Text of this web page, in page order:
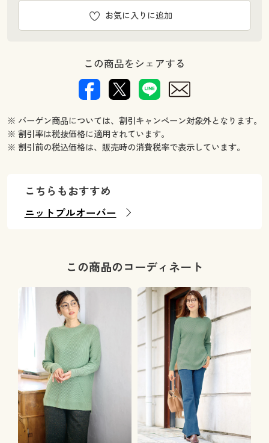
お気に入りに追加
この商品をシェアする
※ バーゲン商品については、割引キャンペーン対象外となります。
※ 割引率は税抜価格に適用されています。
※ 割引前の税込価格は、販売時の消費税率で表示しています。
こちらもおすすめ
ニットプルオーバー
この商品のコーディネート